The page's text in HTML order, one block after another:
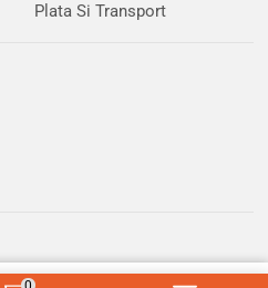
Plata Si Transport
LazarforCrisalidaⒸ 2026